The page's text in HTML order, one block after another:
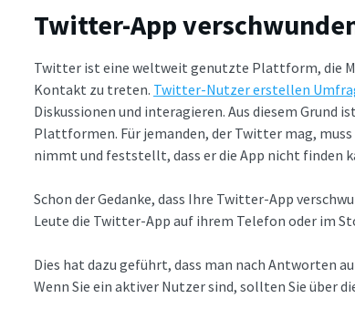
Twitter-App
Twitter ist eine weltweit genutzte Plattform, die
Kontakt zu treten. Twitter-Nutzer erstellen
Diskussionen und interagieren. Aus diesem
Plattformen. Für jemanden, der Twitter mag, muss
nimmt und feststellt, dass er die App nicht finden
Schon der Gedanke, dass Ihre Twitter-App
Leute die Twitter-App auf ihrem Telefon oder im
Dies hat dazu geführt, dass man nach Antworten
Wenn Sie ein aktiver Nutzer sind, sollten Sie über